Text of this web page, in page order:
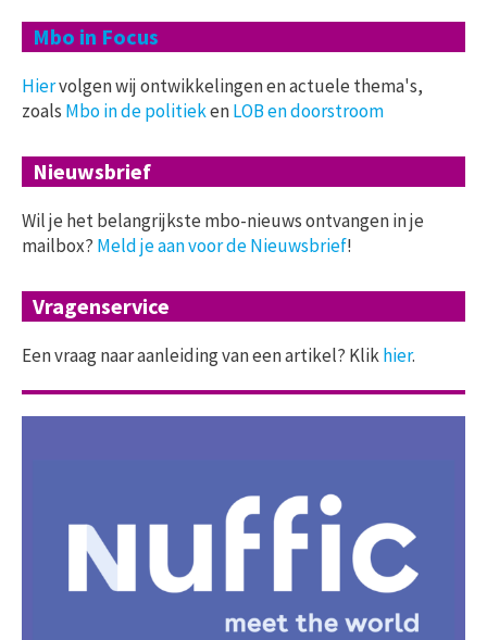
Mbo in Focus
Hiervolgen wij ontwikkelingen en actuele thema's,
zoals Mbo in de politiekenLOB en doorstroom
Nieuwsbrief
Wil je het belangrijkste mbo-nieuws ontvangen in je
mailbox? Meld je aan voor de Nieuwsbrief!
Vragenservice
Een vraag naar aanleiding van een artikel? Klikhier.